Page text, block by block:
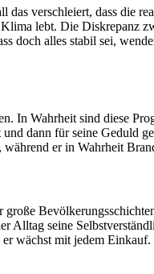
verschleiert, dass die
lebt. Die Diskrepanz
doch alles stabil sei,
In Wahrheit sind diese
dann für seine Geduld
er in Wahrheit
Alltag seine
wächst mit jedem